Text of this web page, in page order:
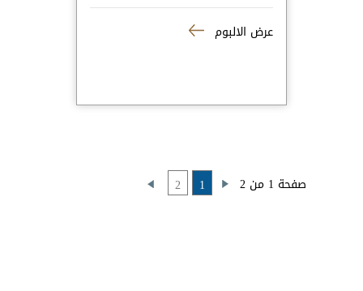
عرض الالبوم
صفحة 1 من 2 1
2